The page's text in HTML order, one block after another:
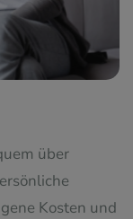
über
Kosten und